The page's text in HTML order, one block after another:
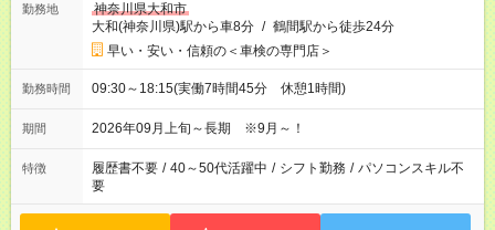
勤務地
神奈川県大和市
大和(神奈川県)駅から車8分 / 鶴間駅から徒歩24分
早い・安い・信頼の＜車検の専門店＞
勤務時間 09:30～18:15(実働7時間45分 休憩1時間)
期間 2026年09月上旬～長期 ※9月～！
特徴 履歴書不要 / 40～50代活躍中 / シフト勤務 / パソコンスキル不
要